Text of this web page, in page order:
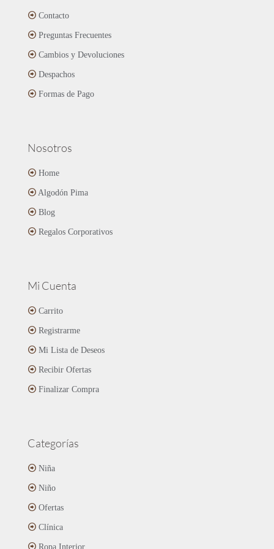
elegir
producto
Contacto
Preguntas Frecuentes
Cambios y Devoluciones
Despachos
Formas de Pago
Nosotros
Home
Algodón Pima
Blog
Regalos Corporativos
Mi Cuenta
Carrito
Registrarme
Mi Lista de Deseos
Recibir Ofertas
Finalizar Compra
Categorías
Niña
Niño
Ofertas
Clínica
Ropa Interior